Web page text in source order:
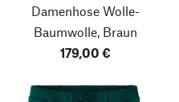
Damenhose Wolle-
Baumwolle, Braun
179,00 €